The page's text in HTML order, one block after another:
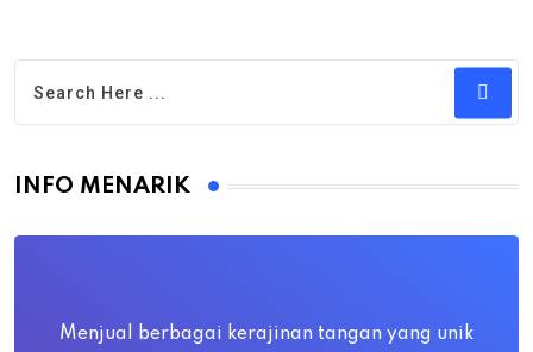
INFO MENARIK
Menjual berbagai kerajinan tangan yang unik